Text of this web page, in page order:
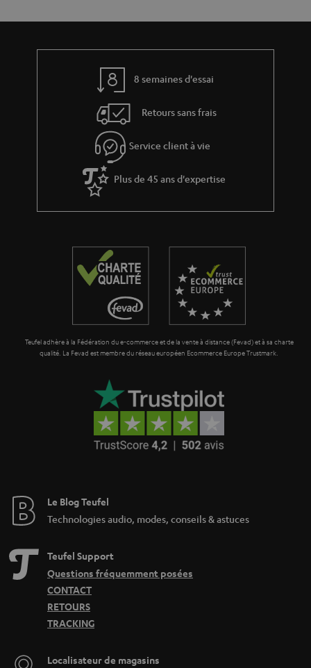
l
a
a
r
i
a
8 semaines d'essai
Retours sans frais
Service client à vie
Plus de 45 ans d'expertise
Teufel adhère à la Fédération du e-commerce et de la vente à distance (Fevad) et à sa charte
qualité. La Fevad est membre du réseau européen Ecommerce Europe Trustmark.
Le Blog Teufel
Technologies audio, modes, conseils & astuces
Teufel Support
Questions fréquemment posées
CONTACT
RETOURS
TRACKING
Localisateur de magasins